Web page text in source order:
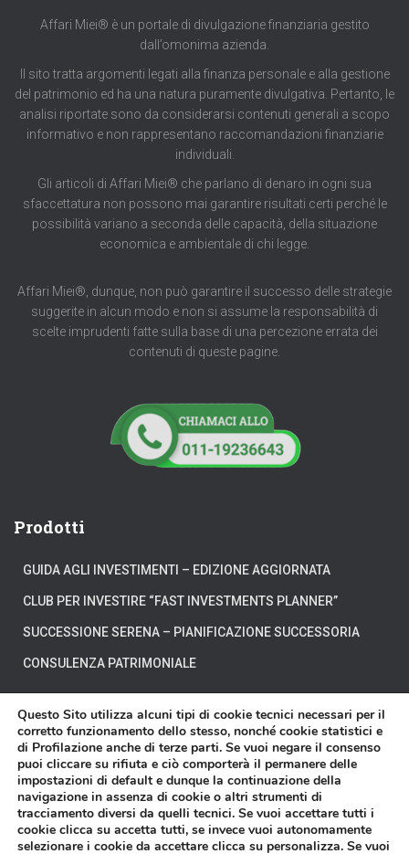
Affari Miei® è un portale di divulgazione finanziaria gestito
dall’omonima azienda.
Il sito tratta argomenti legati alla finanza personale e alla gestione
del patrimonio ed ha una natura puramente divulgativa. Pertanto, le
analisi riportate sono da considerarsi contenuti generali a scopo
informativo e non rappresentano raccomandazioni finanziarie
individuali.
Gli articoli di Affari Miei® che parlano di denaro in ogni sua
sfaccettatura non possono mai garantire risultati certi perché le
possibilità variano a seconda delle capacità, della situazione
economica e ambientale di chi legge.
Affari Miei®, dunque, non può garantire il successo delle strategie
suggerite in alcun modo e non si assume la responsabilità di
scelte imprudenti fatte sulla base di una percezione errata dei
contenuti di queste pagine.
Prodotti
GUIDA AGLI INVESTIMENTI – EDIZIONE AGGIORNATA
CLUB PER INVESTIRE “FAST INVESTMENTS PLANNER”
SUCCESSIONE SERENA – PIANIFICAZIONE SUCCESSORIA
CONSULENZA PATRIMONIALE
CHI SIAMO DOVE SIAMO DICONO DI NOI
DISCLAIMER CONTATTI VIDEO
Affari Miei® è un marchio registrato di proprietà della Affari Miei S.r.l. - P.
Questo Sito utilizza alcuni tipi di cookie tecnici necessari per il
corretto funzionamento dello stesso, nonché cookie statistici e
di Profilazione anche di terze parti. Se vuoi negare il consenso
puoi cliccare su rifiuta e ciò comporterà il permanere delle
impostazioni di default e dunque la continuazione della
navigazione in assenza di cookie o altri strumenti di
tracciamento diversi da quelli tecnici. Se vuoi accettare tutti i
cookie clicca su accetta tutti, se invece vuoi autonomamente
selezionare i cookie da accettare clicca su personalizza. Se vuoi